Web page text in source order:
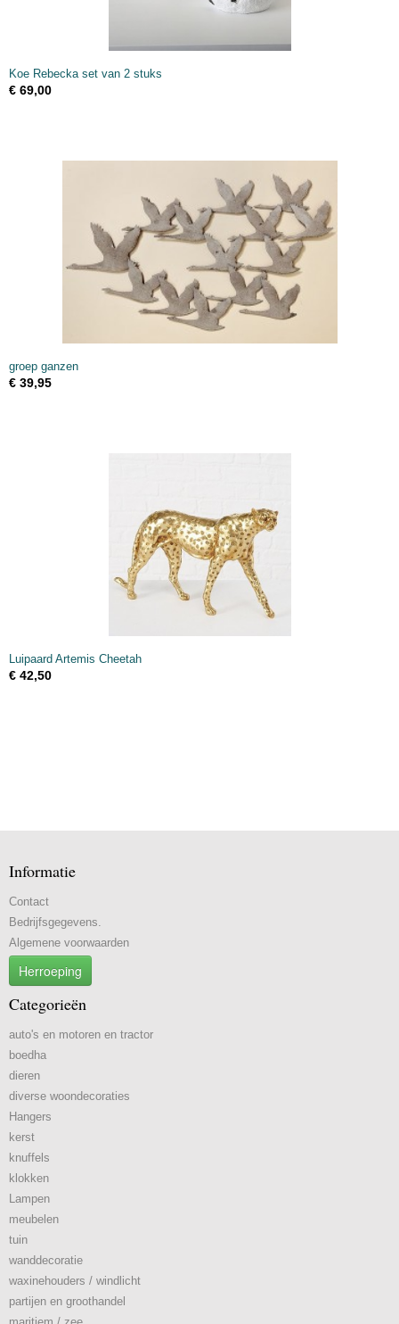
Koe Rebecka set van 2 stuks
€ 69,00
groep ganzen
€ 39,95
Luipaard Artemis Cheetah
€ 42,50
Informatie
Contact
Bedrijfsgegevens.
Algemene voorwaarden
Herroeping
Categorieën
auto's en motoren en tractor
boedha
dieren
diverse woondecoraties
Hangers
kerst
knuffels
klokken
Lampen
meubelen
tuin
wanddecoratie
waxinehouders / windlicht
partijen en groothandel